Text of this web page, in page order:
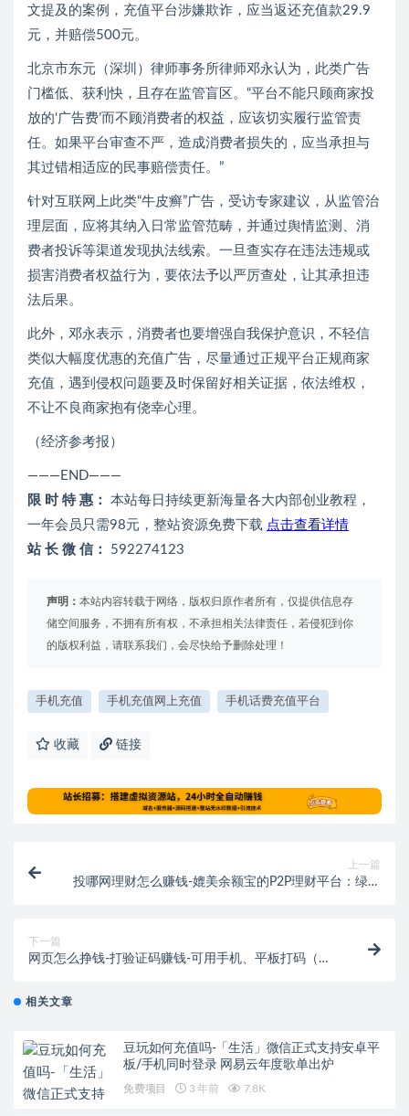
文提及的案例，充值平台涉嫌欺诈，应当返还充值款29.9
元，并赔偿500元。
北京市东元（深圳）律师事务所律师邓永认为，此类广告
门槛低、获利快，且存在监管盲区。“平台不能只顾商家投
放的‘广告费’而不顾消费者的权益，应该切实履行监管责
任。如果平台审查不严，造成消费者损失的，应当承担与
其过错相适应的民事赔偿责任。”
针对互联网上此类“牛皮癣”广告，受访专家建议，从监管治
理层面，应将其纳入日常监管范畴，并通过舆情监测、消
费者投诉等渠道发现执法线索。一旦查实存在违法违规或
损害消费者权益行为，要依法予以严厉查处，让其承担违
法后果。
此外，邓永表示，消费者也要增强自我保护意识，不轻信
类似大幅度优惠的充值广告，尽量通过正规平台正规商家
充值，遇到侵权问题要及时保留好相关证据，依法维权，
不让不良商家抱有侥幸心理。
（经济参考报）
———END———
限 时 特 惠： 本站每日持续更新海量各大内部创业教程，
一年会员只需98元，整站资源免费下载 点击查看详情
站 长 微 信： 592274123
声明： 本站内容转载于网络，版权归原作者所有，仅提供信息存
储空间服务，不拥有所有权，不承担相关法律责任，若侵犯到你
的版权利益，请联系我们，会尽快给予删除处理！
手机充值 手机充值网上充值 手机话费充值平台
收藏 链接
上一篇
投哪网理财怎么赚钱-媲美余额宝的P2P理财平台：绿化
下一篇
网页怎么挣钱-打验证码赚钱-可用手机、平板打码（网
相关文章
豆玩如何充值吗-「生活」微信正式支持安卓平
板/手机同时登录 网易云年度歌单出炉
免费项目 3 年前 7.8K